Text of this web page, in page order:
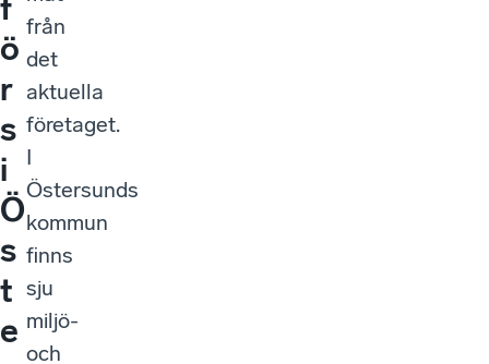
f
ö
r
s
i
Ö
s
t
e
från
det
aktuella
företaget.
I
Östersunds
kommun
finns
sju
miljö-
och